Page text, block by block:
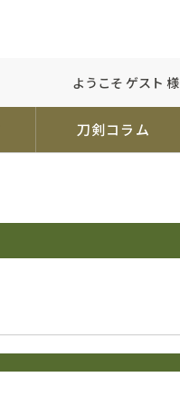
ようこそ ゲスト 様
刀剣コラム